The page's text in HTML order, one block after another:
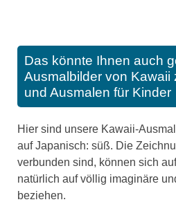
Das könnte Ihnen auch
Ausmalbilder von Kawaii
und Ausmalen für Kinder
Hier sind unsere Kawaii-
auf Japanisch: süß. Die
verbunden sind, können sich
natürlich auf völlig imaginäre
beziehen.